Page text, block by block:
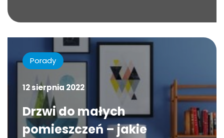
Porady
12 sierpnia 2022
Drzwi do małych
pomieszczeń – jakie